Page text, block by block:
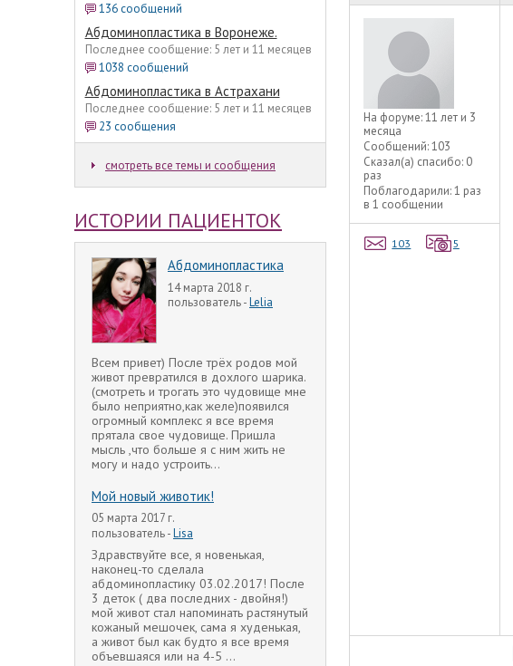
136 сообщений
Абдоминопластика в Воронеже.
Последнее сообщение: 5 лет и 11 месяцев
1038 сообщений
Абдоминопластика в Астрахани
Последнее сообщение: 5 лет и 11 месяцев
23 сообщения
смотреть все темы и сообщения
ИСТОРИИ ПАЦИЕНТОК
Абдоминопластика
14 марта 2018 г.
пользователь -Lelia
Всем привет) После трёх родов мой
живот превратился в дохлого шарика.
(смотреть и трогать это чудовище мне
было неприятно,как желе)появился
огромный комплекс я все время
прятала свое чудовище. Пришла
мысль ,что больше я с ним жить не
могу и надо устроить...
Мой новый животик!
05 марта 2017 г.
пользователь -Lisa
Здравствуйте все, я новенькая,
наконец-то сделала
абдоминопластику 03.02.2017! После
3 деток ( два последних - двойня!)
мой живот стал напоминать растянутый
кожаный мешочек, сама я худенькая,
а живот был как будто я все время
объевшаяся или на 4-5 ...
На форуме:11 лет и 3
месяца
Сообщений:103
Сказал(а) спасибо: 0
раз
Поблагодарили:1 раз
в 1 сообщении
103 5